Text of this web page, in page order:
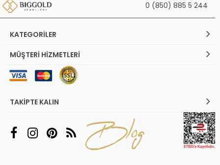
0 (850) 885 5 244
KATEGORILER
MÜŞTERI HIZMETLERI
TAKIPTE KALIN